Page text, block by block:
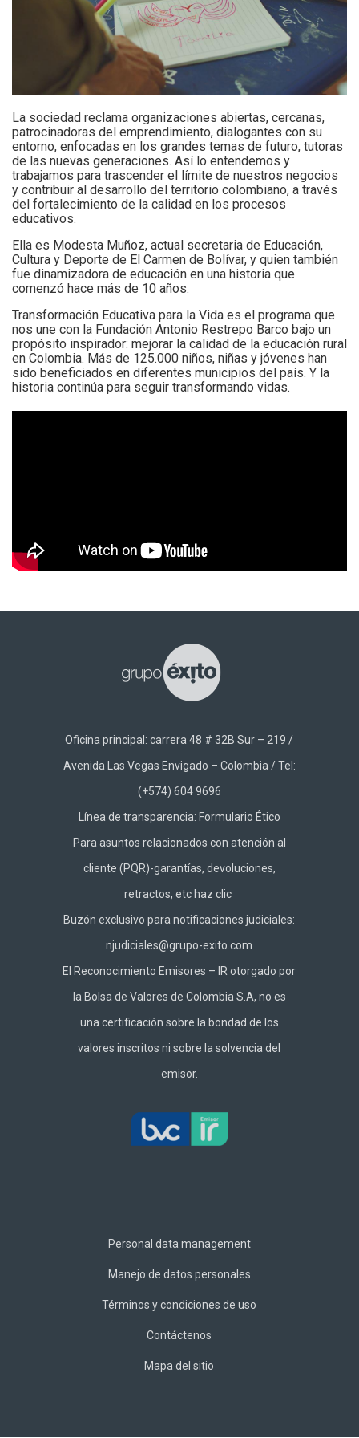
La sociedad reclama organizaciones abiertas, cercanas,
patrocinadoras del emprendimiento, dialogantes con su
entorno, enfocadas en los grandes temas de futuro, tutoras
de las nuevas generaciones. Así lo entendemos y
trabajamos para trascender el límite de nuestros negocios
y contribuir al desarrollo del territorio colombiano, a través
del fortalecimiento de la calidad en los procesos
educativos.
Ella es Modesta Muñoz, actual secretaria de Educación,
Cultura y Deporte de El Carmen de Bolívar, y quien también
fue dinamizadora de educación en una historia que
comenzó hace más de 10 años.
Transformación Educativa para la Vida es el programa que
nos une con la Fundación Antonio Restrepo Barco bajo un
propósito inspirador: mejorar la calidad de la educación rural
en Colombia. Más de 125.000 niños, niñas y jóvenes han
sido beneficiados en diferentes municipios del país. Y la
historia continúa para seguir transformando vidas.
Oficina principal: carrera 48 # 32B Sur – 219 /
Avenida Las Vegas Envigado – Colombia / Tel:
(+574) 604 9696
Línea de transparencia: Formulario Ético
Para asuntos relacionados con atención al
cliente (PQR)-garantías, devoluciones,
retractos, etc hazclic
Buzón exclusivo para notificaciones judiciales:
njudiciales@grupo-exito.com
El Reconocimiento Emisores – IR otorgado por
la Bolsa de Valores de Colombia S.A, no es
una certificación sobre la bondad de los
valores inscritos ni sobre la solvencia del
emisor.
Footer
Personal data management
Manejo de datos personales
Términos y condiciones de uso
Contáctenos
Mapa del sitio